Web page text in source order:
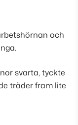
och
svarta, tyckte
träder fram lite